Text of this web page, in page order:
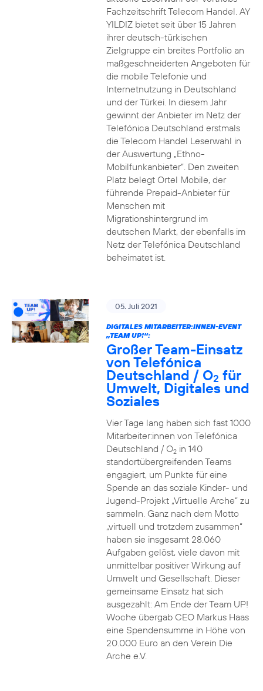
Fachzeitschrift Telecom Handel. AY
YILDIZ bietet seit über 15 Jahren
ihrer deutsch-türkischen
Zielgruppe ein breites Portfolio an
maßgeschneiderten Angeboten für
die mobile Telefonie und
Internetnutzung in Deutschland
und der Türkei. In diesem Jahr
gewinnt der Anbieter im Netz der
Telefónica Deutschland erstmals
die Telecom Handel Leserwahl in
der Auswertung „Ethno-
Mobilfunkanbieter“. Den zweiten
Platz belegt Ortel Mobile, der
führende Prepaid-Anbieter für
Menschen mit
Migrationshintergrund im
deutschen Markt, der ebenfalls im
Netz der Telefónica Deutschland
beheimatet ist.
05. Juli 2021
DIGITALES MITARBEITER:INNEN-EVENT
„TEAM UP!“:
Großer Team-Einsatz
von Telefónica
Deutschland / O2 für
Umwelt, Digitales und
Soziales
Vier Tage lang haben sich fast 1000
Mitarbeiter:innen von Telefónica
Deutschland / O2in 140
standortübergreifenden Teams
engagiert, um Punkte für eine
Spende an das soziale Kinder- und
Jugend-Projekt „Virtuelle Arche“ zu
sammeln. Ganz nach dem Motto
„virtuell und trotzdem zusammen“
haben sie insgesamt 28.060
Aufgaben gelöst, viele davon mit
unmittelbar positiver Wirkung auf
Umwelt und Gesellschaft. Dieser
gemeinsame Einsatz hat sich
ausgezahlt: Am Ende der Team UP!
Woche übergab CEO Markus Haas
eine Spendensumme in Höhe von
20.000 Euro an den Verein Die
Arche e.V.